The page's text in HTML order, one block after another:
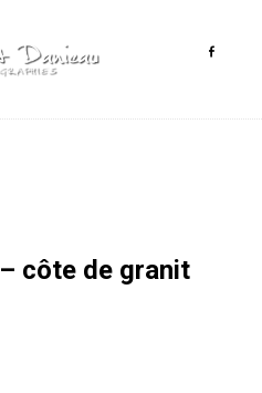
côte de granit